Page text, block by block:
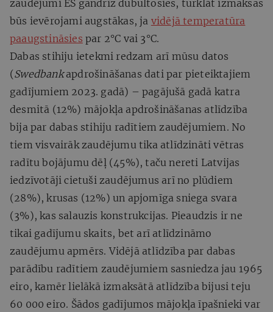
zaudējumi ES gandrīz dubultosies, turklāt izmaksas
būs ievērojami augstākas, ja vidējā temperatūra
paaugstināsies par 2°C vai 3°C.
Dabas stihiju ietekmi redzam arī mūsu datos
(Swedbankapdrošināšanas dati par pieteiktajiem
gadījumiem 2023. gadā) – pagājušā gadā katra
desmitā (12%) mājokļa apdrošināšanas atlīdzība
bija par dabas stihiju radītiem zaudējumiem. No
tiem visvairāk zaudējumu tika atlīdzināti vētras
radītu bojājumu dēļ (45%), taču nereti Latvijas
iedzīvotāji cietuši zaudējumus arī no plūdiem
(28%), krusas (12%) un apjomīga sniega svara
(3%), kas salauzis konstrukcijas. Pieaudzis ir ne
tikai gadījumu skaits, bet arī atlīdzināmo
zaudējumu apmērs. Vidējā atlīdzība par dabas
parādību radītiem zaudējumiem sasniedza jau 1965
eiro, kamēr lielākā izmaksātā atlīdzība bijusi teju
60 000 eiro. Šādos gadījumos mājokļa īpašnieki var